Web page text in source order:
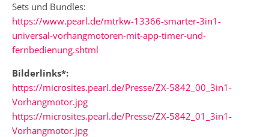
Sets und Bundles:
https://www.pearl.de/mtrkw-13366-smarter-3in1-
universal-vorhangmotoren-mit-app-timer-und-
fernbedienung.shtml
Bilderlinks*:
https://microsites.pearl.de/Presse/ZX-5842_00_3in1-
Vorhangmotor.jpg
https://microsites.pearl.de/Presse/ZX-5842_01_3in1-
Vorhangmotor.jpg